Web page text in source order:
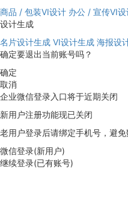
商品 / 包装VI设计 办公 / 宣传VI设
设计生成
名片设计生成 VI设计生成 海报设
确定要退出当前账号吗？
确定
取消
企业微信登录入口将于近期关闭
新用户注册功能现已关闭
老用户登录后请绑定手机号，避
微信登录(新用户)
继续登录(已有账号)